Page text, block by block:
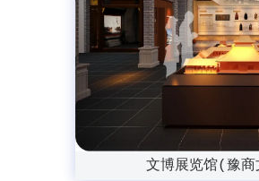
文博展览馆(豫商